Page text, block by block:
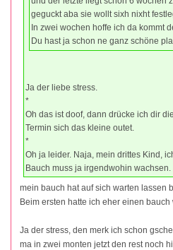
geguckt aba sie wollt sixh nixht
In zwei wochen hoffe ich da kommt
Du hast ja schon ne ganz schöne
Ja der liebe stress.
*
Oh das ist doof, dann drücke ich dir
Termin sich das kleine outet.
*
Oh ja leider. Naja, mein drittes Kind,
Bauch muss ja irgendwohin wachsen.
mein bauch hat auf sich warten lassen
Beim ersten hatte ich eher einen bauch
Ja der stress, den merk ich schon
ma in zwei monten jetzt den rest noch